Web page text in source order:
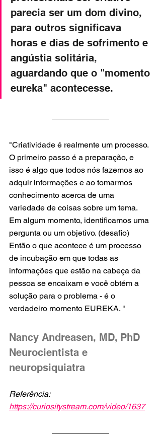
parecia ser um dom divino,
para outros significava
horas e dias de sofrimento e
angústia solitária,
aguardando que o "momento
eureka" acontecesse.
"Criatividade é realmente um processo.
O primeiro passo é a preparação, e
isso é algo que todos nós fazemos ao
adquir informações e ao tomarmos
conhecimento acerca de uma
variedade de coisas sobre um tema.
Em algum momento, identificamos uma
pergunta ou um objetivo. (desafio)
Então o que acontece é um processo
de incubação em que todas as
informações que estão na cabeça da
pessoa se encaixam e você obtém a
solução para o problema - é o
verdadeiro momento EUREKA. "
Nancy Andreasen, MD, PhD
Neurocientista e
neuropsiquiatra
Referência:
https://curiositystream.com/video/1637